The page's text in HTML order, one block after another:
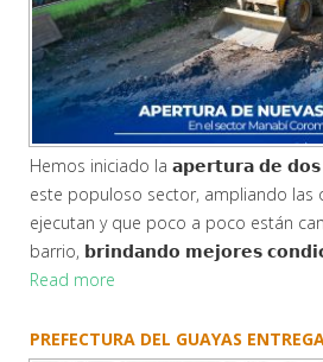
Hemos iniciado la 𝗮𝗽𝗲𝗿𝘁𝘂𝗿𝗮 𝗱𝗲
este populoso sector, ampliando las
ejecutan y que poco a poco están
barrio, 𝗯𝗿𝗶𝗻𝗱𝗮𝗻𝗱𝗼 𝗺𝗲𝗷𝗼𝗿𝗲𝘀
Read more
PREFECTURA DEL GUAYAS